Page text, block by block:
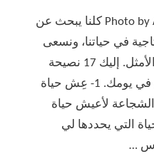
Photo by Andreas Klassen on Unsplash كلنا يبحث عن
في حياتنا، ونسعى
للاستفادة من الوقت بالشكل الأمثل. إليك 17 نصيحة
ستساعدك لتصبح شخص مُنتج في يومك. 1- عِش حياة
لأعيش حياة
التي يحددها لي
…